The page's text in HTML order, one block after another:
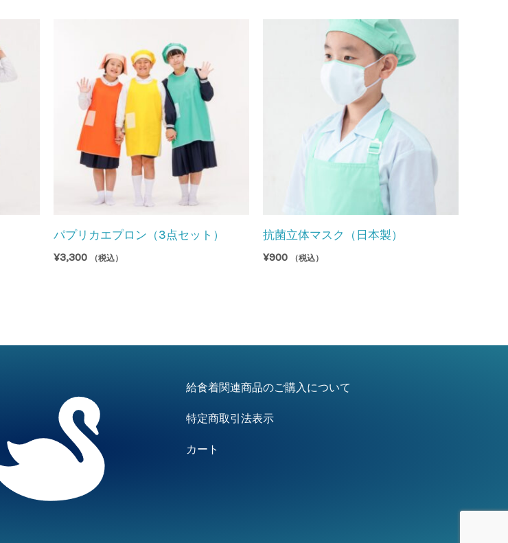
パプリカエプロン（3点セット）
¥3,300 （税込）
抗菌立体マスク（日本製）
¥900 （税込）
給食着関連商品のご購入について
特定商取引法表示
カート